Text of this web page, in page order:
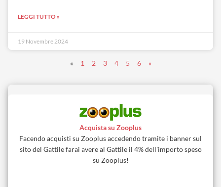
LEGGI TUTTO »
19 Novembre 2024
« 1 2 3 4 5 6 »
Acquista su Zooplus
Facendo acquisti su Zooplus accedendo tramite i banner sul
sito del Gattile farai avere al Gattile il 4% dell'importo speso
su Zooplus!